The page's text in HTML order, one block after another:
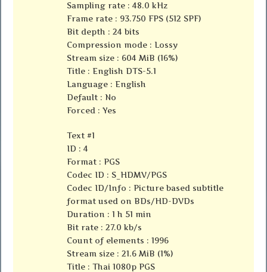
Sampling rate : 48.0 kHz
Frame rate : 93.750 FPS (512 SPF)
Bit depth : 24 bits
Compression mode : Lossy
Stream size : 604 MiB (16%)
Title : English DTS-5.1
Language : English
Default : No
Forced : Yes
Text #1
ID : 4
Format : PGS
Codec ID : S_HDMV/PGS
Codec ID/Info : Picture based subtitle
format used on BDs/HD-DVDs
Duration : 1 h 51 min
Bit rate : 27.0 kb/s
Count of elements : 1996
Stream size : 21.6 MiB (1%)
Title : Thai 1080p PGS